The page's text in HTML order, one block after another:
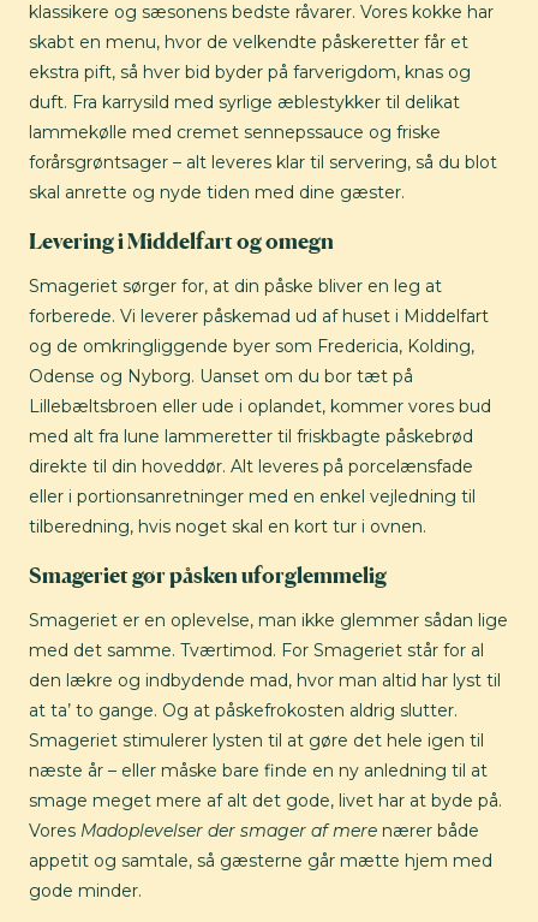
klassikere og sæsonens bedste råvarer. Vores kokke har
skabt en menu, hvor de velkendte påskeretter får et
ekstra pift, så hver bid byder på farverigdom, knas og
duft. Fra karrysild med syrlige æblestykker til delikat
lammekølle med cremet sennepssauce og friske
forårsgrøntsager – alt leveres klar til servering, så du blot
skal anrette og nyde tiden med dine gæster.
Levering i Middelfart og omegn
Smageriet sørger for, at din påske bliver en leg at
forberede. Vi leverer påskemad ud af huset i Middelfart
og de omkringliggende byer som Fredericia, Kolding,
Odense og Nyborg. Uanset om du bor tæt på
Lillebæltsbroen eller ude i oplandet, kommer vores bud
med alt fra lune lammeretter til friskbagte påskebrød
direkte til din hoveddør. Alt leveres på porcelænsfade
eller i portionsanretninger med en enkel vejledning til
tilberedning, hvis noget skal en kort tur i ovnen.
Smageriet gør påsken uforglemmelig
Smageriet er en oplevelse, man ikke glemmer sådan lige
med det samme. Tværtimod. For Smageriet står for al
den lækre og indbydende mad, hvor man altid har lyst til
at ta’ to gange. Og at påskefrokosten aldrig slutter.
Smageriet stimulerer lysten til at gøre det hele igen til
næste år – eller måske bare finde en ny anledning til at
smage meget mere af alt det gode, livet har at byde på.
Vores Madoplevelser der smager af mere nærer både
appetit og samtale, så gæsterne går mætte hjem med
gode minder.